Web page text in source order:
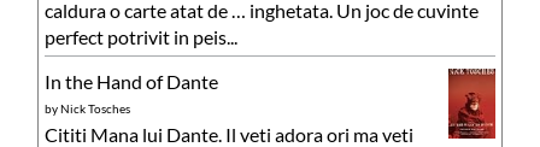
caldura o carte atat de … inghetata. Un joc de cuvinte
perfect potrivit in peis...
In the Hand of Dante
byNick Tosches
Cititi Mana lui Dante. Il veti adora ori ma veti